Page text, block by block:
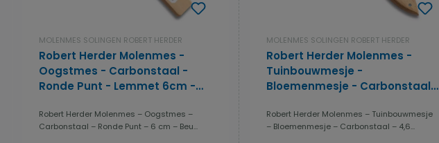
MOLENMES SOLINGEN ROBERT HERDER
Robert Herder Molenmes -
Oogstmes - Carbonstaal -
Ronde Punt - Lemmet 6cm -
Robert Herder Molenmes – Oogstmes –
Carbonstaal – Ronde Punt – 6 cm – Beu...
MOLENMES SOLINGEN ROBERT HERDER
Robert Herder Molenmes -
Tuinbouwmesje -
Bloemenmesje - Carbonstaal -
Beukenhout
Robert Herder Molenmes – Tuinbouwmesje
– Bloemenmesje – Carbonstaal – 4,6...